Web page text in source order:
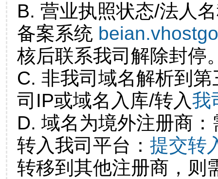
B. 营业执照状态/法人
备案系统
核后联系我司解除封停
C. 非我司域名解析到
司IP或域名入库/转入我
D. 域名为境外注册商
转入我司平台： 提交转
转移到其他注册商，则